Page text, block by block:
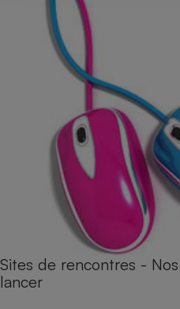
Sites de rencontres -
lancer